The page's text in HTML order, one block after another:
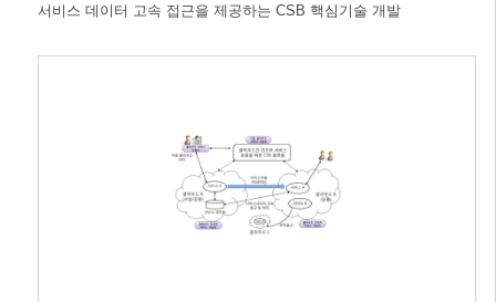
서비스 데이터 고속 접근을 제공하는 CSB 핵심기술 개발